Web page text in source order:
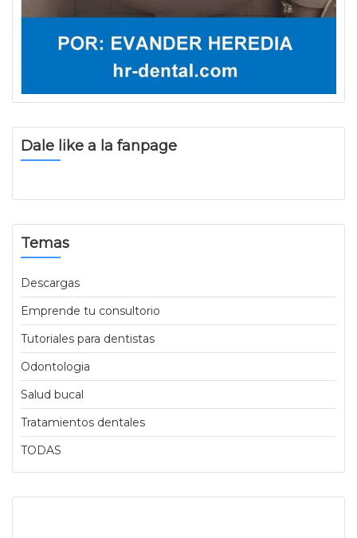
Dale like a la fanpage
Temas
Descargas
Emprende tu consultorio
Tutoriales para dentistas
Odontologia
Salud bucal
Tratamientos dentales
TODAS